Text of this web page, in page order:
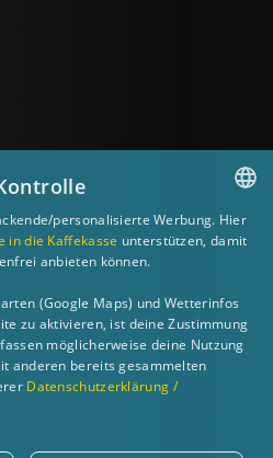
GERMAN
personalisierte Werbung. Hier
in die Kaffekasse unterstützen, damit
anbieten können.
(Google Maps) und Wetterinfos
zu aktivieren, ist deine Zustimmung
möglicherweise deine Nutzung
anderen bereits gesammelten
Datenschutzerklärung /